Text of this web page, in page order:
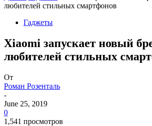
любителей стильных смартфонов
Гаджеты
Xiaomi запускает новый
любителей стильных
От
Роман Розенталь
-
June 25, 2019
0
1,541 просмотров